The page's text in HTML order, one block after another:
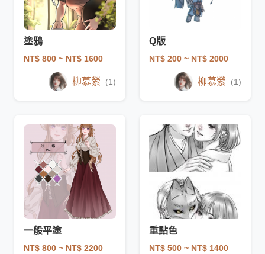
塗鴉
NT$ 800 ~ NT$ 1600
柳慕縈 (1)
Q版
NT$ 200 ~ NT$ 2000
柳慕縈 (1)
一般平塗
NT$ 800 ~ NT$ 2200
重點色
NT$ 500 ~ NT$ 1400